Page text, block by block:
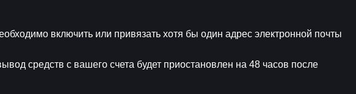
включить или привязать хотя бы один адрес электронной почты
средств с вашего счета будет приостановлен на 48 часов после